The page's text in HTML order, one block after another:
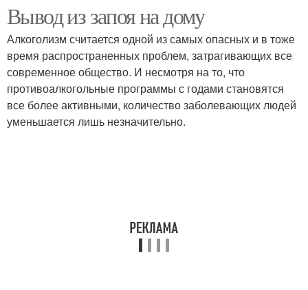
Вывод из запоя на дому
Алкоголизм считается одной из самых опасных и в тоже
время распространенных проблем, затрагивающих все
современное общество. И несмотря на то, что
противоалкогольные программы с годами становятся
все более активными, количество заболевающих людей
уменьшается лишь незначительно.